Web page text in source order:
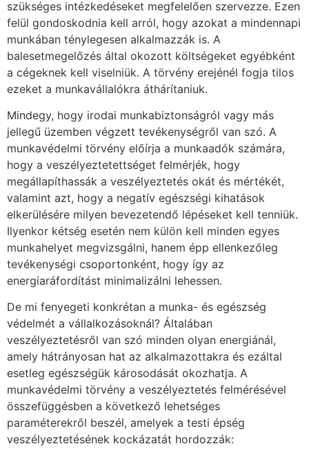
szükséges intézkedéseket megfelelően szervezze. Ezen
felül gondoskodnia kell arról, hogy azokat a mindennapi
munkában ténylegesen alkalmazzák is. A
balesetmegelőzés által okozott költségeket egyébként
a cégeknek kell viselniük. A törvény erejénél fogja tilos
ezeket a munkavállalókra áthárítaniuk.
Mindegy, hogy irodai munkabiztonságról vagy más
jellegű üzemben végzett tevékenységről van szó. A
munkavédelmi törvény előírja a munkaadók számára,
hogy a veszélyeztetettséget felmérjék, hogy
megállapíthassák a veszélyeztetés okát és mértékét,
valamint azt, hogy a negatív egészségi kihatások
elkerülésére milyen bevezetendő lépéseket kell tenniük.
Ilyenkor kétség esetén nem külön kell minden egyes
munkahelyet megvizsgálni, hanem épp ellenkezőleg
tevékenységi csoportonként, hogy így az
energiaráfordítást minimalizálni lehessen.
De mi fenyegeti konkrétan a munka- és egészség
védelmét a vállalkozásoknál? Általában
veszélyeztetésről van szó minden olyan energiánál,
amely hátrányosan hat az alkalmazottakra és ezáltal
esetleg egészségük károsodását okozhatja. A
munkavédelmi törvény a veszélyeztetés felmérésével
összefüggésben a következő lehetséges
paraméterekről beszél, amelyek a testi épség
veszélyeztetésének kockázatát hordozzák: